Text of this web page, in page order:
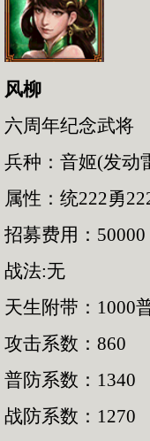
风柳
六周年纪念武将
兵种：音姬(发动
属性：统222勇
招募费用：50000
战法:无
天生附带：1000
攻击系数：860
普防系数：1340
战防系数：1270